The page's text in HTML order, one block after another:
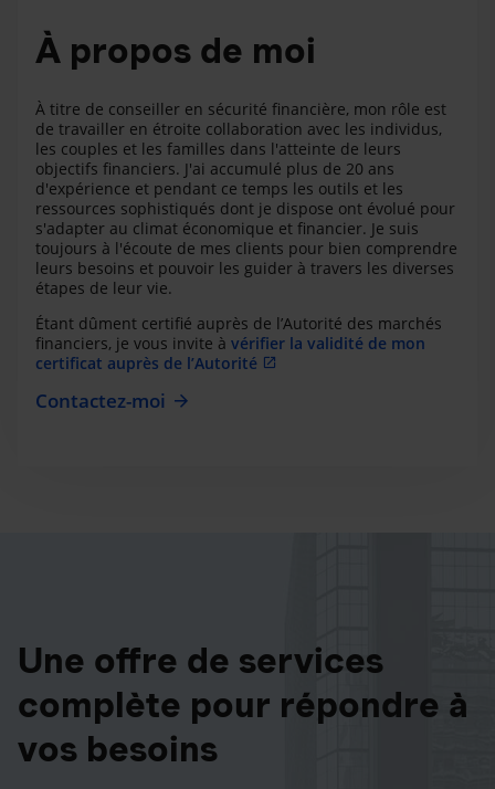
À propos de moi
À titre de conseiller en sécurité financière, mon rôle est
de travailler en étroite collaboration avec les individus,
les couples et les familles dans l'atteinte de leurs
objectifs financiers. J'ai accumulé plus de 20 ans
d'expérience et pendant ce temps les outils et les
ressources sophistiqués dont je dispose ont évolué pour
s'adapter au climat économique et financier. Je suis
toujours à l'écoute de mes clients pour bien comprendre
leurs besoins et pouvoir les guider à travers les diverses
étapes de leur vie.
Étant dûment certifié auprès de l’Autorité des marchés
financiers, je vous invite à vérifier la validité de mon
certificat auprès de l’Autorité
Contactez-moi
Une offre de services
complète pour répondre à
vos besoins